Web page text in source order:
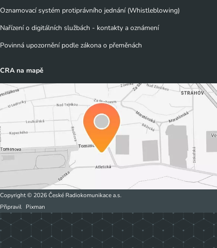
Oznamovací systém protiprávního jednání (Whistleblowing)
Nařízení o digitálních službách - kontakty a oznámení
Povinná upozornění podle zákona o přeměnách
CRA na mapě
Copyright © 2026 České Radiokomunikace a.s.
Připravil Pixman